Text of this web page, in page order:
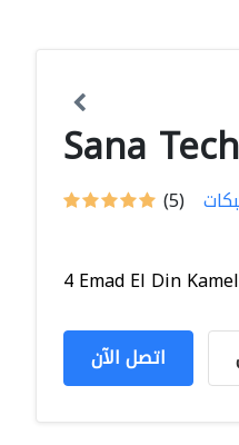
Sana Tech
(5)
4 Emad El Din
اتصل الآن